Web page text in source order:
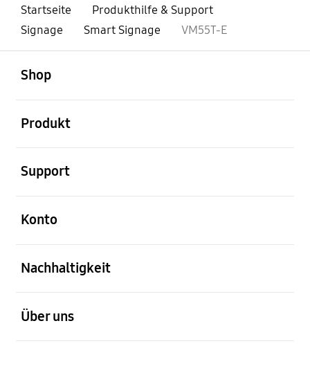
Startseite
Produkthilfe & Support
Signage
Smart Signage VM55T-E
Shop
Produkt
Support
Konto
Nachhaltigkeit
Über uns